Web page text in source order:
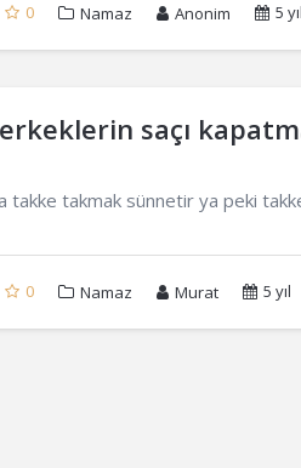
0 Namaz Anonim 5 yıl
saçı
takke takmak sünnetir ya peki
0 Namaz Murat 5 yıl